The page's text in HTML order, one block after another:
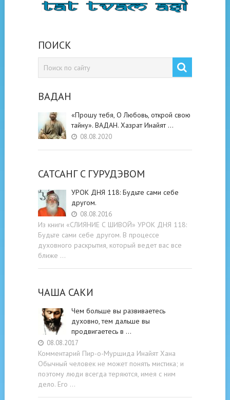
ПОИСК
ВАДАН
«Прошу тебя, О Любовь, открой свою
тайну». ВАДАН. Хазрат Инайят …
08.08.2020
САТСАНГ C ГУРУДЭВОМ
УРОК ДНЯ 118: Будьте cами cебе
другом.
08.08.2016
Из книги «СЛИЯНИЕ С ШИВОЙ» УРОК ДНЯ 118:
Будьте cами cебе другом. В процессе
духовного раскрытия, который ведет вас все
ближе …
ЧАША САКИ
Чем больше вы развиваетесь
духовно, тем дальше вы
продвигаетесь в …
08.08.2017
Комментарий Пир-о-Муршида Инайят Хана
Обычный человек не может понять мистика; и
поэтому люди всегда теряются, имея с ним
дело. Его …